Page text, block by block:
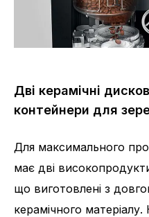
Дві керамічні
контейнери для
Для максимального
має дві
що виготовлені з
керамічного